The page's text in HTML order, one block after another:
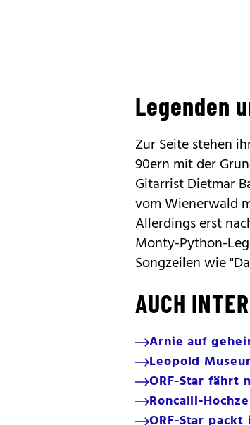
Legenden
Zur Seite stehen
90ern mit der
Gitarrist Dietmar
vom Wienerwald
Allerdings erst
Monty-Python-
Songzeilen wie
AUCH
Arnie auf
Leopold
ORF-Star fährt
Roncalli-